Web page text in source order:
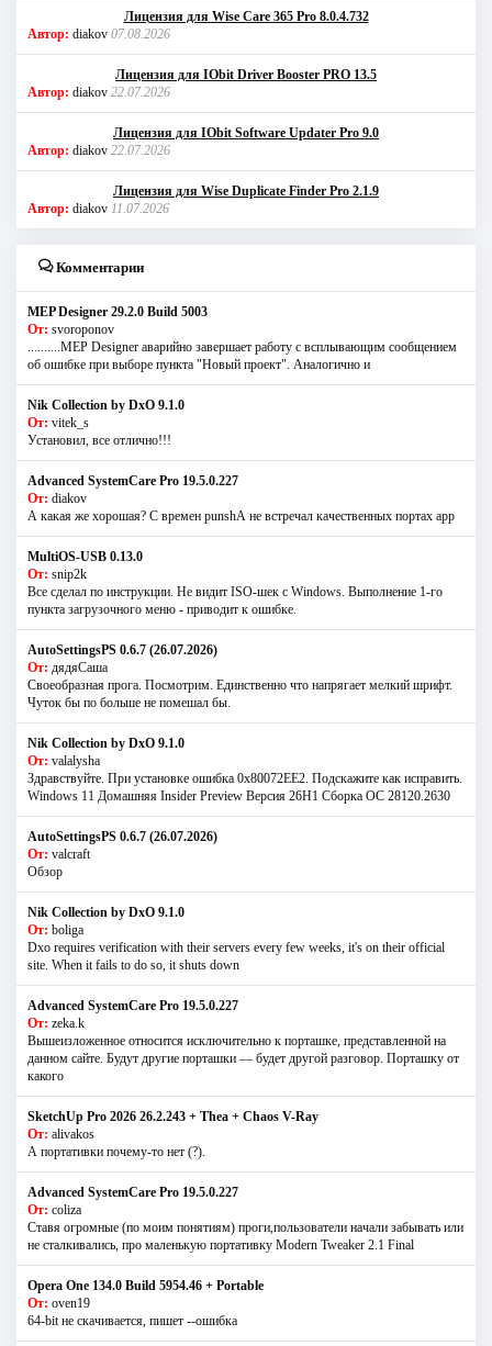
Лицензия для Wise Care 365 Pro 8.0.4.732
Автор: diakov 07.08.2026
Лицензия для IObit Driver Booster PRO 13.5
Автор: diakov 22.07.2026
Лицензия для IObit Software Updater Pro 9.0
Автор: diakov 22.07.2026
Лицензия для Wise Duplicate Finder Pro 2.1.9
Автор: diakov 11.07.2026
Комментарии
MEP Designer 29.2.0 Build 5003
От: svoroponov
..........MEP Designer аварийно завершает работу с всплывающим сообщением
об ошибке при выборе пункта "Новый проект". Аналогично и
Nik Collection by DxO 9.1.0
От: vitek_s
Установил, все отлично!!!
Advanced SystemCare Pro 19.5.0.227
От: diakov
А какая же хорошая? С времен punshА не встречал качественных портах app
MultiOS-USB 0.13.0
От: snip2k
Все сделал по инструкции. Не видит ISO-шек с Windows. Выполнение 1-го
пункта загрузочного меню - приводит к ошибке.
AutoSettingsPS 0.6.7 (26.07.2026)
От: дядяСаша
Своеобразная прога. Посмотрим. Единственно что напрягает мелкий шрифт.
Чуток бы по больше не помешал бы.
Nik Collection by DxO 9.1.0
От: valalysha
Здравствуйте. При установке ошибка 0х80072EE2. Подскажите как исправить.
Windows 11 Домашняя Insider Preview Версия 26H1 Сборка ОС 28120.2630
AutoSettingsPS 0.6.7 (26.07.2026)
От: valcraft
Обзор
Nik Collection by DxO 9.1.0
От: boliga
Dxo requires verification with their servers every few weeks, it's on their official
site. When it fails to do so, it shuts down
Advanced SystemCare Pro 19.5.0.227
От: zeka.k
Вышеизложенное относится исключительно к порташке, представленной на
данном сайте. Будут другие порташки — будет другой разговор. Порташку от
какого
SketchUp Pro 2026 26.2.243 + Thea + Chaos V-Ray
От: alivakos
А портативки почему-то нет (?).
Advanced SystemCare Pro 19.5.0.227
От: coliza
Ставя огромные (по моим понятиям) проги,пользователи начали забывать или
не сталкивались, про маленькую портативку Modern Tweaker 2.1 Final
Opera One 134.0 Build 5954.46 + Portable
От: oven19
64-bit не скачивается, пишет --ошибка